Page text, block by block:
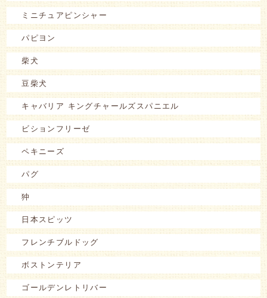
ミニチュアピンシャー
パピヨン
柴犬
豆柴犬
キャバリア キングチャールズスパニエル
ビションフリーゼ
ペキニーズ
パグ
狆
日本スピッツ
フレンチブルドッグ
ボストンテリア
ゴールデンレトリバー